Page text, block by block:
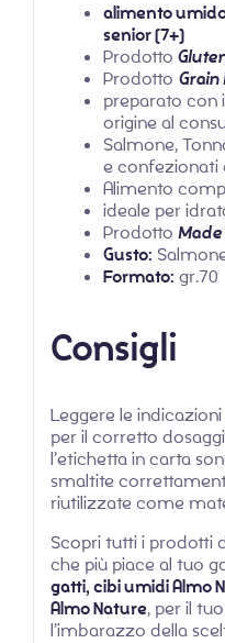
alimento
senior (7+)
Prodotto
Prodotto Grain
preparato con
origine al
Salmone,
e confezionati
Alimento
ideale per
Prodotto
Gusto:
Formato: gr.70
Consigli
Leggere le
per il corretto
l’etichetta in carta
smaltite
riutilizzate come
Scopri tutti i prodotti
che più piace al tuo
gatti, cibi umidi Almo
Almo Nature, per il
l’imbarazzo della